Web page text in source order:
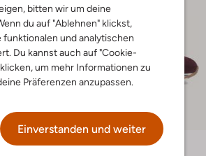
bitten wir um deine
du auf "Ablehnen" klickst,
funktionalen und analytischen
Du kannst auch auf "Cookie-
um mehr Informationen zu
Präferenzen anzupassen.
Einverstanden und weiter